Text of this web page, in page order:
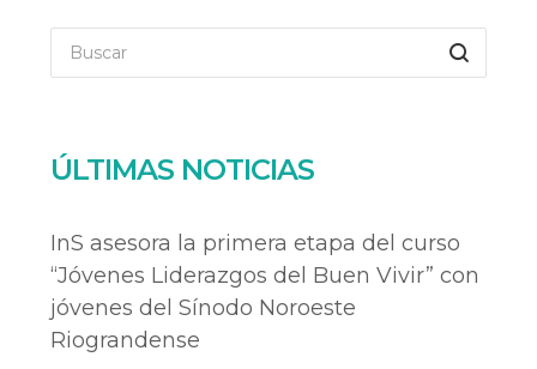
ÚLTIMAS NOTICIAS
InS asesora la primera etapa del curso
“Jóvenes Liderazgos del Buen Vivir” con
jóvenes del Sínodo Noroeste
Riograndense